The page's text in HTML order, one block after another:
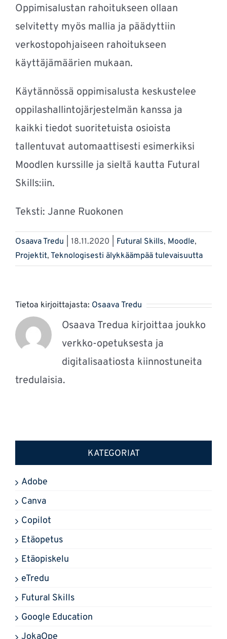
Oppimisalustan rahoitukseen ollaan
selvitetty myös mallia ja päädyttiin
verkostopohjaiseen rahoitukseen
käyttäjämäärien mukaan.
Käytännössä oppimisalusta keskustelee
oppilashallintojärjestelmän kanssa ja
kaikki tiedot suoritetuista osioista
tallentuvat automaattisesti esimerkiksi
Moodlen kurssille ja sieltä kautta Futural
Skills:iin.
Teksti: Janne Ruokonen
Osaava Tredu 18.11.2020 Futural Skills, Moodle,
Projektit, Teknologisesti älykkäämpää tulevaisuutta
Tietoa kirjoittajasta: Osaava Tredu
Osaava Tredua kirjoittaa joukko
verkko-opetuksesta ja
digitalisaatiosta kiinnostuneita
tredulaisia.
KATEGORIAT
Adobe
Canva
Copilot
Etäopetus
Etäopiskelu
eTredu
Futural Skills
Google Education